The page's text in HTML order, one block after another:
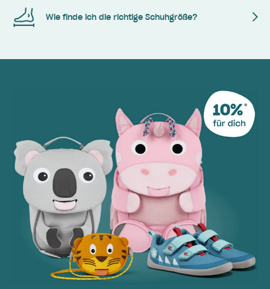
Wie finde ich die richtige Schuhgröße?